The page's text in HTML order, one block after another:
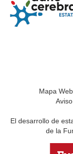
Mapa Web
El desarrollo de
de la